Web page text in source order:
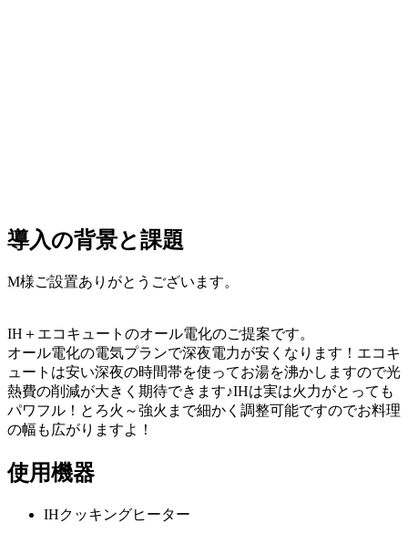
導入の背景と課題
M様ご設置ありがとうございます。
IH＋エコキュートのオール電化のご提案です。
オール電化の電気プランで深夜電力が安くなります！エコキ
ュートは安い深夜の時間帯を使ってお湯を沸かしますので光
熱費の削減が大きく期待できます♪IHは実は火力がとっても
パワフル！とろ火～強火まで細かく調整可能ですのでお料理
の幅も広がりますよ！
使用機器
IHクッキングヒーター